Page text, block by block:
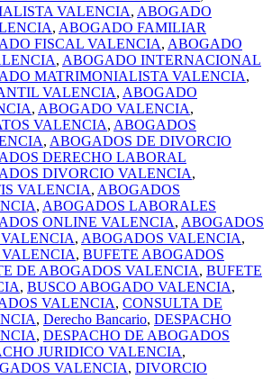
VALENCIA, ABOGADO
, ABOGADO FAMILIAR
FISCAL VALENCIA, ABOGADO
, ABOGADO INTERNACIONAL
MATRIMONIALISTA VALENCIA,
VALENCIA, ABOGADO
, ABOGADO VALENCIA,
VALENCIA, ABOGADOS
, ABOGADOS DE DIVORCIO
DERECHO LABORAL
DIVORCIO VALENCIA,
VALENCIA, ABOGADOS
, ABOGADOS LABORALES
ONLINE VALENCIA, ABOGADOS
, ABOGADOS VALENCIA,
, BUFETE ABOGADOS
DE ABOGADOS VALENCIA, BUFETE
, BUSCO ABOGADO VALENCIA,
VALENCIA, CONSULTA DE
, Derecho Bancario, DESPACHO
, DESPACHO DE ABOGADOS
JURIDICO VALENCIA,
VALENCIA, DIVORCIO